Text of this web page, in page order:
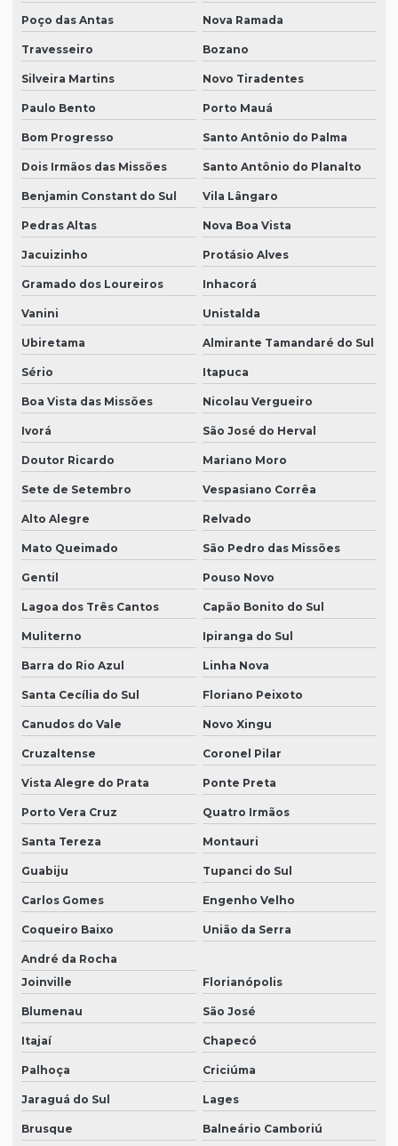
Poço das Antas Nova Ramada
Travesseiro Bozano
Silveira Martins Novo Tiradentes
Paulo Bento Porto Mauá
Bom Progresso Santo Antônio do Palma
Dois Irmãos das Missões Santo Antônio do Planalto
Benjamin Constant do Sul Vila Lângaro
Pedras Altas Nova Boa Vista
Jacuizinho Protásio Alves
Gramado dos Loureiros Inhacorá
Vanini Unistalda
Ubiretama Almirante Tamandaré do Sul
Sério Itapuca
Boa Vista das Missões Nicolau Vergueiro
Ivorá São José do Herval
Doutor Ricardo Mariano Moro
Sete de Setembro Vespasiano Corrêa
Alto Alegre Relvado
Mato Queimado São Pedro das Missões
Gentil Pouso Novo
Lagoa dos Três Cantos Capão Bonito do Sul
Muliterno Ipiranga do Sul
Barra do Rio Azul Linha Nova
Santa Cecília do Sul Floriano Peixoto
Canudos do Vale Novo Xingu
Cruzaltense Coronel Pilar
Vista Alegre do Prata Ponte Preta
Porto Vera Cruz Quatro Irmãos
Santa Tereza Montauri
Guabiju Tupanci do Sul
Carlos Gomes Engenho Velho
Coqueiro Baixo União da Serra
André da Rocha
Joinville
Florianópolis
Blumenau São José
Itajaí Chapecó
Palhoça Criciúma
Jaraguá do Sul Lages
Brusque Balneário Camboriú